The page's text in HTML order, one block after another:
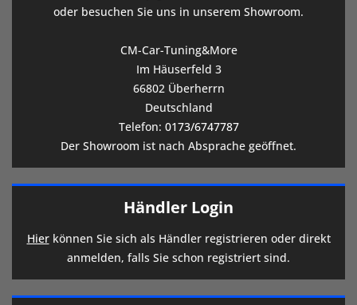
oder besuchen Sie uns in unserem Showroom.
CM-Car-Tuning&More
Im Häuserfeld 3
66802 Überherrn
Deutschland
Telefon: 0173/6747787
Der Showroom ist nach Absprache geöffnet.
Händler Login
Hierkönnen Sie sich als Händler registrieren oder direkt
anmelden, falls Sie schon registriert sind.